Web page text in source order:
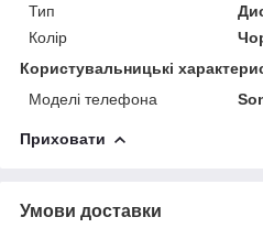
Тип
Колір
Користувальницькі
Моделі телефона
Приховати
Умови доставки